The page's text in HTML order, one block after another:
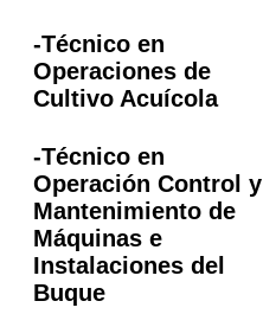
-Técnico en
Operaciones de
Cultivo Acuícola
-Técnico en
Operación Control y
Mantenimiento de
Máquinas e
Instalaciones del
Buque